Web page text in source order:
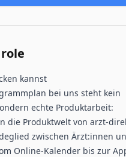
kannst
bei uns steht kein
echte Produktarbeit:
die Produktwelt von arzt-
zwischen Ärzt:innen
Online-Kalender bis zur